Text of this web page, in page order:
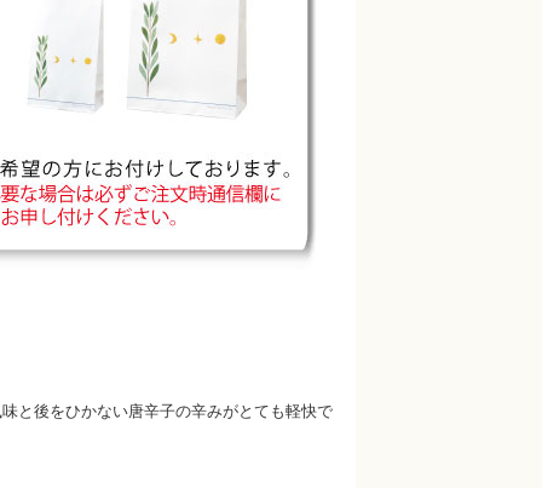
と後をひかない唐辛子の辛みがとても軽快で